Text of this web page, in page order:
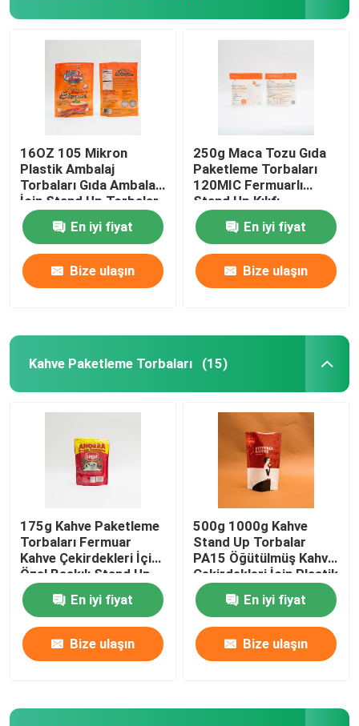
16OZ 105 Mikron
Plastik Ambalaj
Torbaları Gıda Ambalajı
İçin Stand Up Torbalar
En iyi fiyat
Bize ulaşın
250g Maca Tozu Gıda
Paketleme Torbaları
120MIC Fermuarlı
Stand Up Kılıfı
En iyi fiyat
Bize ulaşın
Kahve Paketleme Torbaları (15)
175g Kahve Paketleme
Torbaları Fermuar
Kahve Çekirdekleri İçin
Özel Baskılı Stand Up
Torbalar
En iyi fiyat
Bize ulaşın
500g 1000g Kahve
Stand Up Torbalar
PA15 Öğütülmüş Kahve
Çekirdekleri İçin Plastik
Kahve Poşetleri
En iyi fiyat
Bize ulaşın